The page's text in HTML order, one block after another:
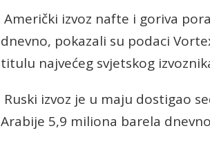
Američki izvoz nafte i goriva
dnevno, pokazali su podaci
titulu najvećeg svjetskog
Ruski izvoz je u maju dostigao
Arabije 5,9 miliona barela